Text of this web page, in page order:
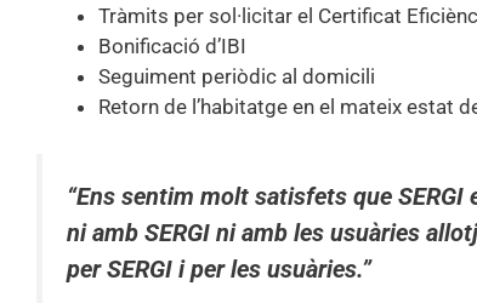
Tràmits per sol·licitar el Certificat
Bonificació d’IBI
Seguiment periòdic al domicili
Retorn de l’habitatge en el mateix estat
“Ens sentim molt satisfets que
ni amb SERGI ni amb les usuàries
per SERGI i per les usuàries.”